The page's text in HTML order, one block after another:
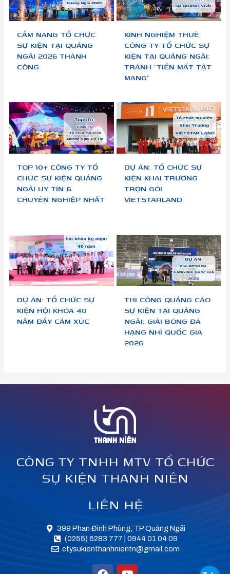
CẨM NANG TỔ CHỨC
SỰ KIỆN TẠI QUẢNG
NGÃI 2026 THÀNH
CÔNG
KINH NGHIỆM THUÊ
CÔNG TY TỔ CHỨC SỰ
KIỆN TẠI QUẢNG NGÃI:
TRÁNH “TIỀN MẤT TẬT
MANG”
TOP 10+ CÔNG TY TỔ
CHỨC SỰ KIỆN QUẢNG
NGÃI UY TÍN &
CHUYÊN NGHIỆP NHẤT
DỰ ÁN: TỔ CHỨC SỰ
KIỆN KHAI TRƯƠNG
TRỌN GÓI
VIETSTARLAND
DỰ ÁN: TỔ CHỨC SỰ
KIỆN HỘI KHÓA 40
NĂM ĐẦY CẢM XÚC
THI CÔNG QUẢNG CÁO
SỰ KIỆN TẠI QUẢNG
NGÃI: GIẢI BÓNG ĐÁ
HẠNG NHÌ QUỐC GIA
2026
CÔNG TY TNHH MTV TỔ CHỨC
SỰ KIỆN THANH NIÊN
LIÊN HỆ
399 Phan Đình Phùng, TP Quảng Ngãi
(0255) 6283 777 | 0944 01 04 09
ctysukienthanhnientn@gmail.com
F
Y